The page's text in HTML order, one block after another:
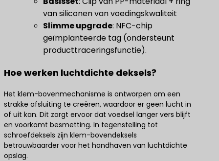
van siliconen van voedingskwaliteit
Slimme upgrade​: NFC-chip
geïmplanteerde tag (ondersteunt
producttraceringsfunctie).
Hoe werken luchtdichte deksels?
Het klem-bovenmechanisme is ontworpen om een
strakke afsluiting te creëren, waardoor er geen lucht in
of uit kan. Dit zorgt ervoor dat voedsel langer vers blijft
en voorkomt besmetting. In tegenstelling tot
schroefdeksels zijn klem-bovendeksels
betrouwbaarder voor het handhaven van luchtdichte
opslag.